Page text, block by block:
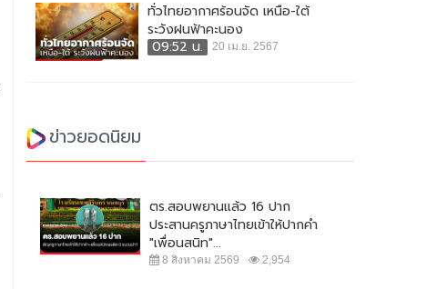
ทั่วไทยอากาศร้อนจัด เหนือ-ใต้
ระวังฝนฟ้าคะนอง
09:52 น.
20 เม.ย. 2567
ข่าวยอดนิยม
ตร.สอบพยานแล้ว 16 ปาก
ประสานครูภาษาไทยเข้าให้ปากคำ
"เพื่อนสนิท"...
8 สิงหาคม 2569 2,954